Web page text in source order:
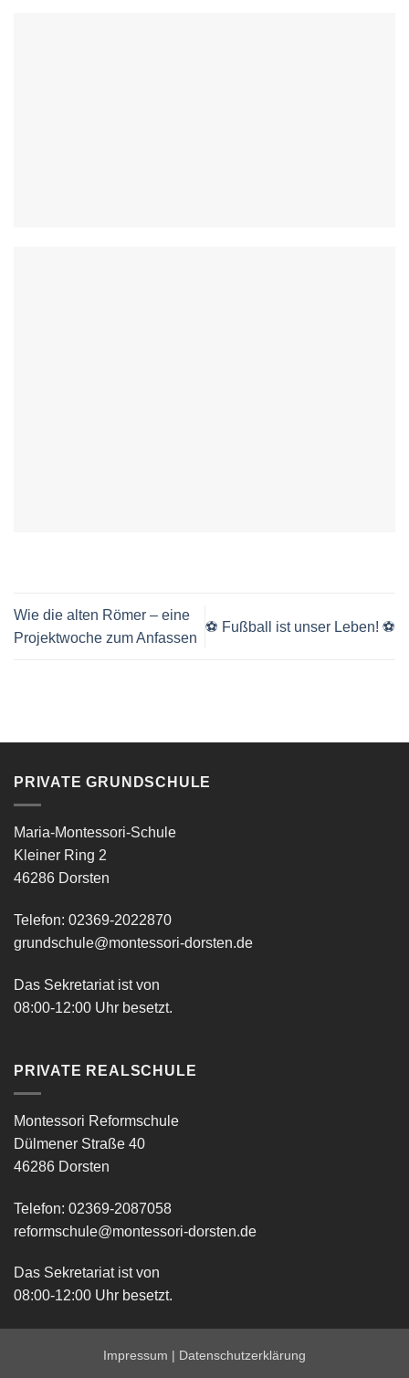
Wie die alten Römer – eine
Projektwoche zum Anfassen
⚽ Fußball ist unser Leben! ⚽
PRIVATE GRUNDSCHULE
Maria-Montessori-Schule
Kleiner Ring 2
46286 Dorsten
Telefon: 02369-2022870
grundschule@montessori-dorsten.de
Das Sekretariat ist von
08:00-12:00 Uhr besetzt.
PRIVATE REALSCHULE
Montessori Reformschule
Dülmener Straße 40
46286 Dorsten
Telefon: 02369-2087058
reformschule@montessori-dorsten.de
Das Sekretariat ist von
08:00-12:00 Uhr besetzt.
Impressum | Datenschutzerklärung